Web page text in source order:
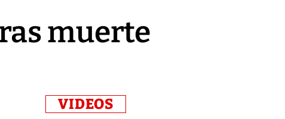
muerte
VIDEOS